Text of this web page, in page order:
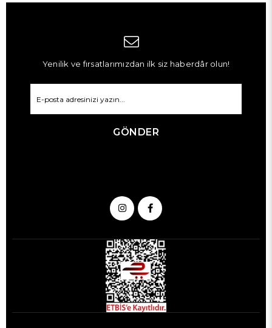
Yenilik ve fırsatlarımızdan ilk siz haberdâr olun!
GÖNDER